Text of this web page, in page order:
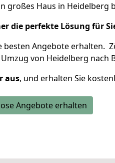
großes Haus in Heidelberg
die perfekte Lösung für
besten Angebote erhalten.
von Heidelberg nach
aus, und erhalten Sie
Angebote erhalten